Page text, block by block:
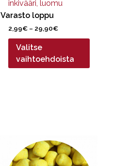
inkivääri, luomu
Varasto loppu
2,99€ – 29,90€Hintaluokka:
2,99€
29,90€
Valitse
vaihtoehdoista
tuotteella